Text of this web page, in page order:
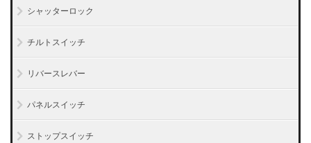
シャッターロック
チルトスイッチ
リバースレバー
パネルスイッチ
ストップスイッチ